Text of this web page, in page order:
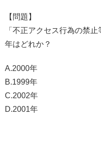
【問題】
「不正アクセス行為の禁
年はどれか？
A.2000年
B.1999年
C.2002年
D.2001年